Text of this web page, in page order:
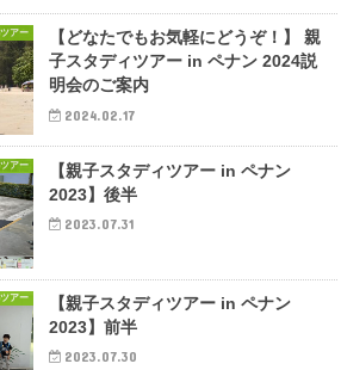
アー
【どなたでもお気軽にどうぞ！】 親
子スタディツアー in ペナン 2024説
明会のご案内
2024.02.17
アー
【親子スタディツアー in ペナン
2023】後半
2023.07.31
アー
【親子スタディツアー in ペナン
2023】前半
2023.07.30